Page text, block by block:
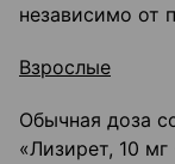
независимо от
Взрослые
Обычная доза
«Лизирет, 10 мг